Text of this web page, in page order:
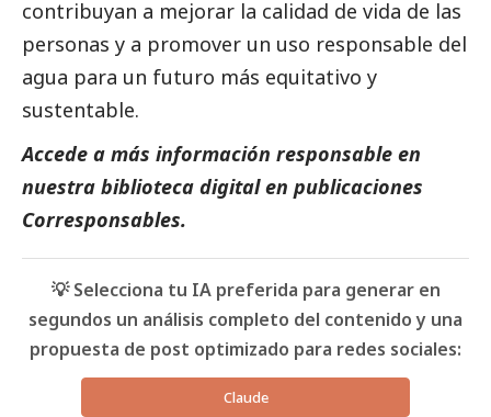
contribuyan a mejorar la calidad de vida de las
personas y a promover un uso responsable del
agua para un futuro más equitativo y
sustentable.
Accede a más información responsable en
nuestra biblioteca digital en publicaciones
Corresponsables.
💡 Selecciona tu IA preferida para generar en
segundos un análisis completo del contenido y una
propuesta de post optimizado para redes sociales:
Claude